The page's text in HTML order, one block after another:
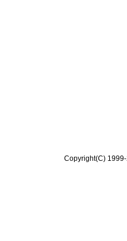
Copyright(C)